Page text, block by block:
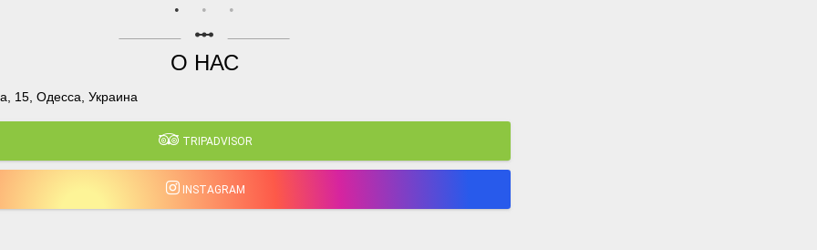
linear_scale
О НАС
15, Одесса, Украина
TRIPADVISOR
INSTAGRAM